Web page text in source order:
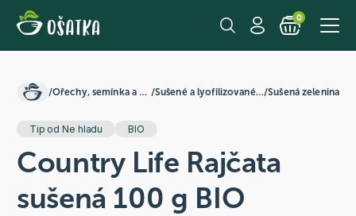
0
/ Ořechy, semínka a ovoce / Sušené a lyofilizované plody/Sušená zelenina
Tip od Ne hladu BIO
Country Life Rajčata
sušená 100 g BIO